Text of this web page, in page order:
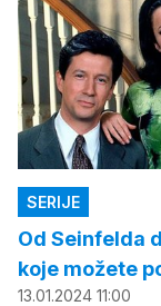
SERIJE
Od Seinfelda
koje možete
13.01.2024 11:00